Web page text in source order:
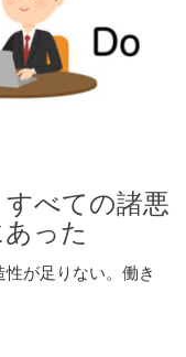
べての諸悪
った
が足りない。働き